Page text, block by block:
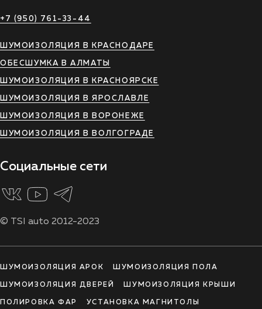
+7 (950) 761-33-44
ШУМОИЗОЛЯЦИЯ В КРАСНОДАРЕ
ОБЕСШУМКА В АЛМАТЫ
ШУМОИЗОЛЯЦИЯ В КРАСНОЯРСКЕ
ШУМОИЗОЛЯЦИЯ В ЯРОСЛАВЛЕ
ШУМОИЗОЛЯЦИЯ В ВОРОНЕЖЕ
ШУМОИЗОЛЯЦИЯ В ВОЛГОГРАДЕ
Социальные сети
© TSI auto 2012-2023
ШУМОИЗОЛЯЦИЯ АРОК ШУМОИЗОЛЯЦИЯ ПОЛА
ШУМОИЗОЛЯЦИЯ ДВЕРЕЙ ШУМОИЗОЛЯЦИЯ КРЫШИ
ПОЛИРОВКА ФАР УСТАНОВКА МАГНИТОЛЫ